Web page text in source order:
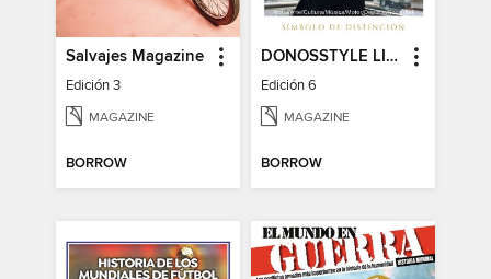
Salvajes Magazine
Edición 3
MAGAZINE
BORROW
DONOSSTYLE LIFESTYLE MAGAZINE
Edición 6
MAGAZINE
BORROW